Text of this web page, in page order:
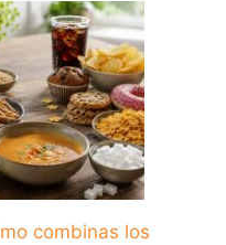
combinas los